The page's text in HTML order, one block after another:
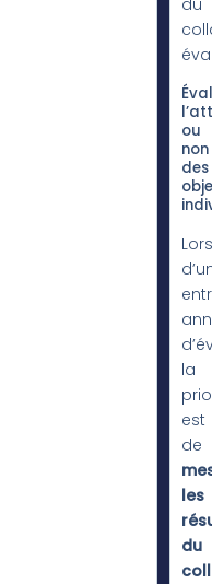
du
ou
non
des
Lors
la
est
de
les
du